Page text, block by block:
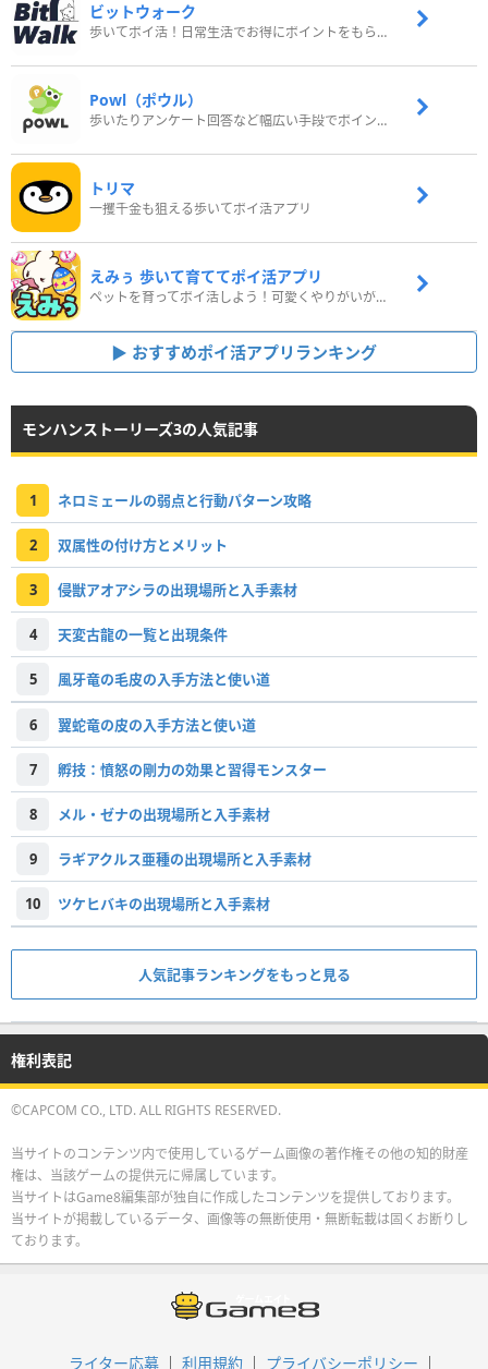
ビットウォーク
歩いてポイ活！日常生活でお得にポイントをもらおう
Powl（ポウル）
歩いたりアンケート回答など幅広い手段でポイントをゲット
トリマ
一攫千金も狙える歩いてポイ活アプリ
えみぅ 歩いて育ててポイ活アプリ
ペットを育ってポイ活しよう！可愛くやりがいがある新感覚アプリ
おすすめポイ活アプリランキング
モンハンストーリーズ3の人気記事
1 ネロミェールの弱点と行動パターン攻略
2 双属性の付け方とメリット
3 侵獣アオアシラの出現場所と入手素材
4 天変古龍の一覧と出現条件
5 風牙竜の毛皮の入手方法と使い道
6 翼蛇竜の皮の入手方法と使い道
7 孵技：憤怒の剛力の効果と習得モンスター
8 メル・ゼナの出現場所と入手素材
9 ラギアクルス亜種の出現場所と入手素材
10 ツケヒバキの出現場所と入手素材
人気記事ランキングをもっと見る
権利表記
©CAPCOM CO., LTD. ALL RIGHTS RESERVED.
当サイトのコンテンツ内で使用しているゲーム画像の著作権その他の知的財産
権は、当該ゲームの提供元に帰属しています。
当サイトはGame8編集部が独自に作成したコンテンツを提供しております。
当サイトが掲載しているデータ、画像等の無断使用・無断転載は固くお断りし
ております。
ライター応募 利用規約 プライバシーポリシー